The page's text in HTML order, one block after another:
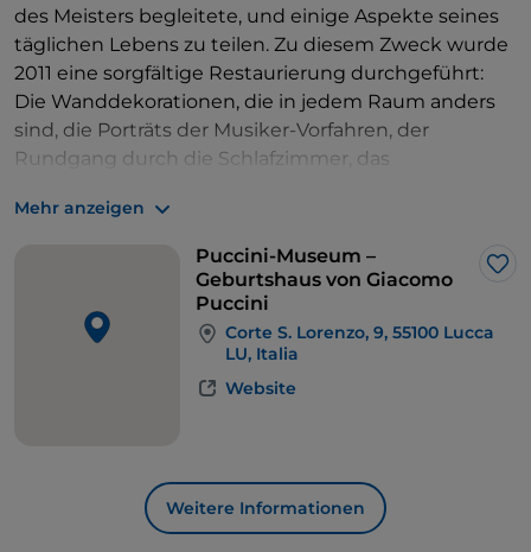
des Meisters begleitete, und einige Aspekte seines
täglichen Lebens zu teilen. Zu diesem Zweck wurde
2011 eine sorgfältige Restaurierung durchgeführt:
Die Wanddekorationen, die in jedem Raum anders
sind, die Porträts der Musiker-Vorfahren, der
Rundgang durch die Schlafzimmer, das
Bohèmeinspiriert hat, der mit Pelz gefütterte
und der Seidenschal, der in der
Umkleidekabine hängt, garantieren eine wertvolle
Nähe zum großen Komponisten, die sicherlich seine
Bewunderer einbeziehen wird. Der Rundgang endet
, der von der
Bühnenkostümierung für den zweiten Akt der Oper
gestiftet wurde. Giacomo Puccini blieb diesem Haus
immer verbunden, so sehr, dass er es behalten
Mehr anzeigen
Puccini-Museum –
Geburtshaus von Giacomo
Puccini
Corte S. Lorenzo, 9, 55100 Lucca
LU, Italia
Website
Weitere Informationen